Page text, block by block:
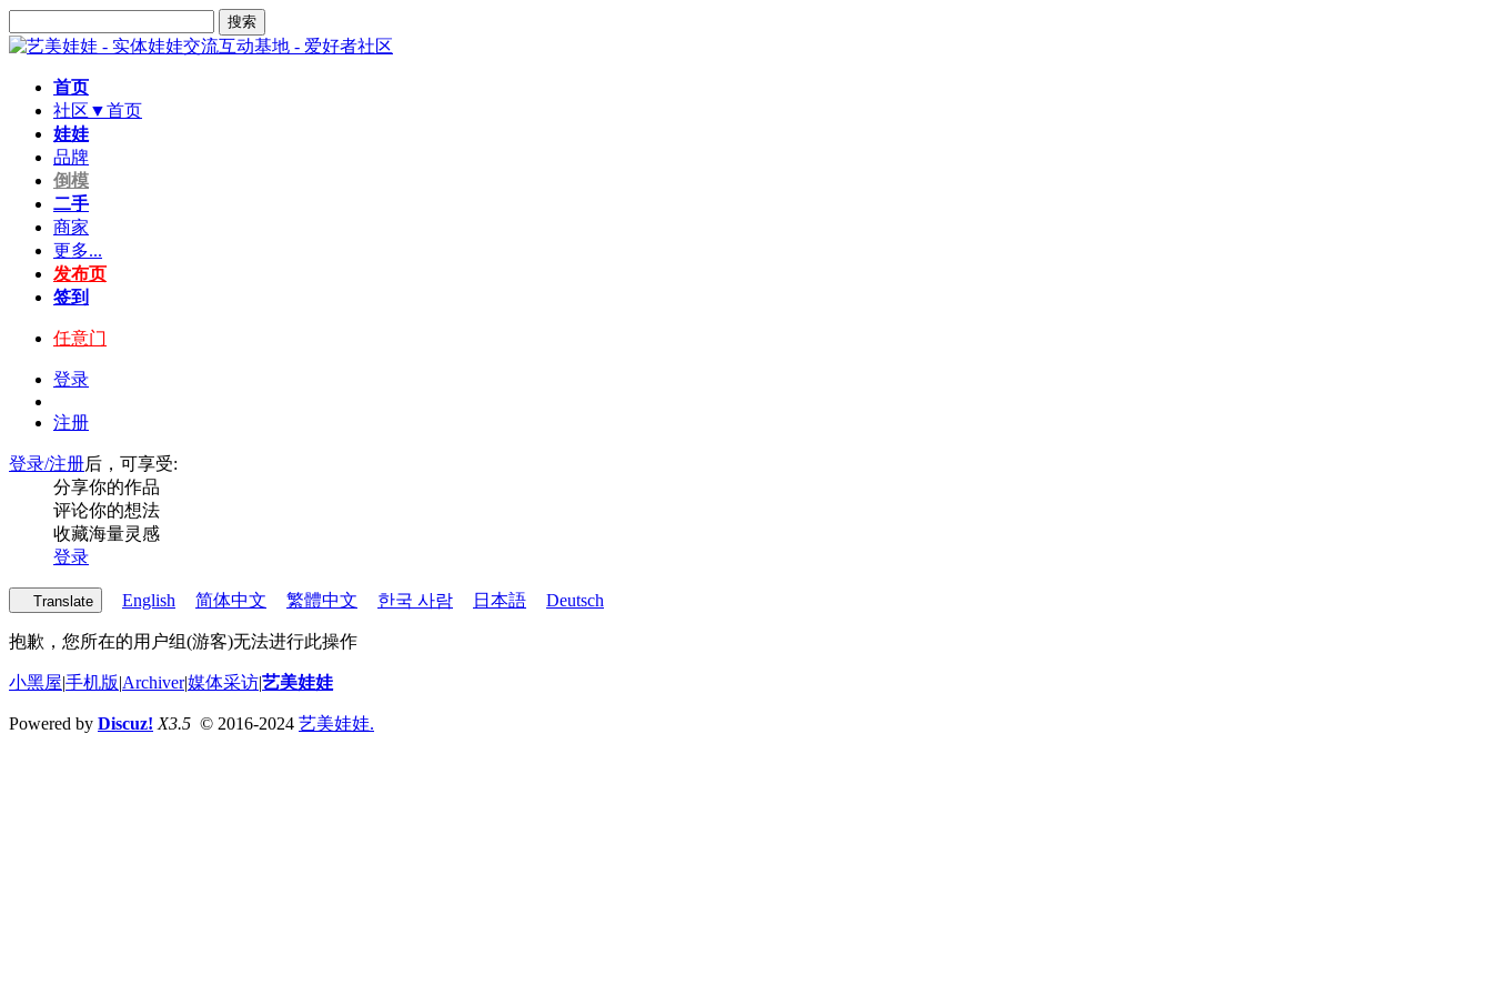
搜索
首页
社区▼首页
娃娃
品牌
倒模
二手
商家
更多...
发布页
签到
任意门
登录
注册
登录/注册后，可享受:
分享你的作品
评论你的想法
收藏海量灵感
登录
Translate English 简体中文 繁體中文 한국 사람 日本語 Deutsch
抱歉，您所在的用户组(游客)无法进行此操作
小黑屋|手机版|Archiver|媒体采访|艺美娃娃
Powered by Discuz! X3.5 © 2016-2024 艺美娃娃.